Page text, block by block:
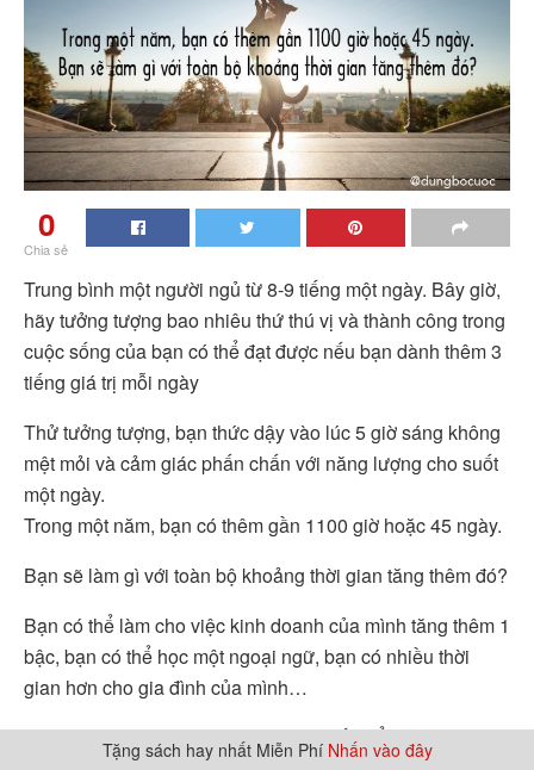
0
Chia sẻ
Trung bình một người ngủ từ 8-9 tiếng một ngày. Bây giờ,
hãy tưởng tượng bao nhiêu thứ thú vị và thành công trong
cuộc sống của bạn có thể đạt được nếu bạn dành thêm 3
tiếng giá trị mỗi ngày
Thử tưởng tượng, bạn thức dậy vào lúc 5 giờ sáng không
mệt mỏi và cảm giác phấn chấn với năng lượng cho suốt
một ngày.
Trong một năm, bạn có thêm gần 1100 giờ hoặc 45 ngày.
Bạn sẽ làm gì với toàn bộ khoảng thời gian tăng thêm đó?
Bạn có thể làm cho việc kinh doanh của mình tăng thêm 1
bậc, bạn có thể học một ngoại ngữ, bạn có nhiều thời
gian hơn cho gia đình của mình…
Nhưng, nó thật là khó khăn khủng khiếp để thức dậy sớm
Tặng sách hay nhất Miễn Phí Nhấn vào đây